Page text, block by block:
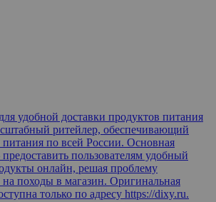
удобной доставки продуктов питания
ритейлер, обеспечивающий
питания по всей России. Основная
пользователям удобный
онлайн, решая проблему
на походы в магазин. Оригинальная
только по адресу https://dixy.ru.